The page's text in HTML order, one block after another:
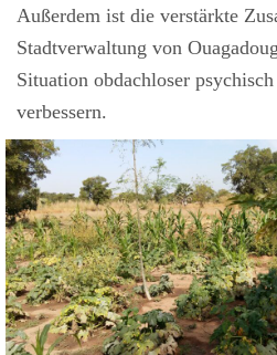
Außerdem ist die verstärkte
Stadtverwaltung von
Situation obdachloser
verbessern.